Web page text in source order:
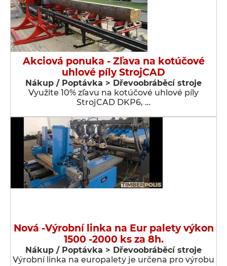
Akciová ponuka - Zľava na kotúčové
uhlové píly StrojCAD
Nákup / Poptávka > Dřevoobráběcí stroje
Využite 10% zľavu na kotúčové uhlové píly
StrojCAD DKP6, …
Nová -Výrobní linka na Eur palety výkon
1500 -2000 ks za 8h.
Nákup / Poptávka > Dřevoobráběcí stroje
Výrobní linka na europalety je určena pro výrobu